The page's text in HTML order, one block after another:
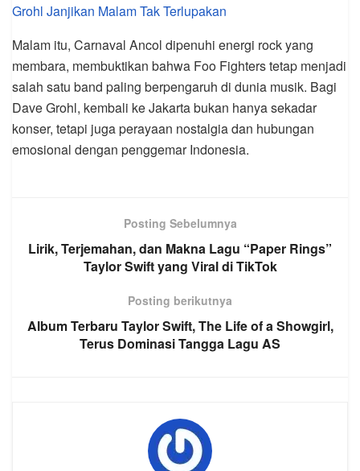
Grohl Janjikan Malam Tak Terlupakan
Malam itu, Carnaval Ancol dipenuhi energi rock yang
membara, membuktikan bahwa Foo Fighters tetap menjadi
salah satu band paling berpengaruh di dunia musik. Bagi
Dave Grohl, kembali ke Jakarta bukan hanya sekadar
konser, tetapi juga perayaan nostalgia dan hubungan
emosional dengan penggemar Indonesia.
Posting Sebelumnya
Lirik, Terjemahan, dan Makna Lagu “Paper Rings”
Taylor Swift yang Viral di TikTok
Posting berikutnya
Album Terbaru Taylor Swift, The Life of a Showgirl,
Terus Dominasi Tangga Lagu AS